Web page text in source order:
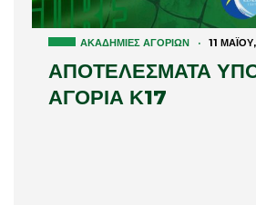
ΑΚΑΔΗΜΊΕΣ ΑΓΟΡΙΏΝ · 11
ΑΠΟΤΕΛΕΣΜΑΤΑ
ΑΓΟΡΙΑ Κ17